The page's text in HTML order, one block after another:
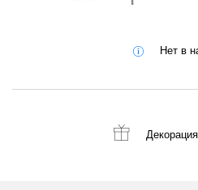
Нет в
Декорация